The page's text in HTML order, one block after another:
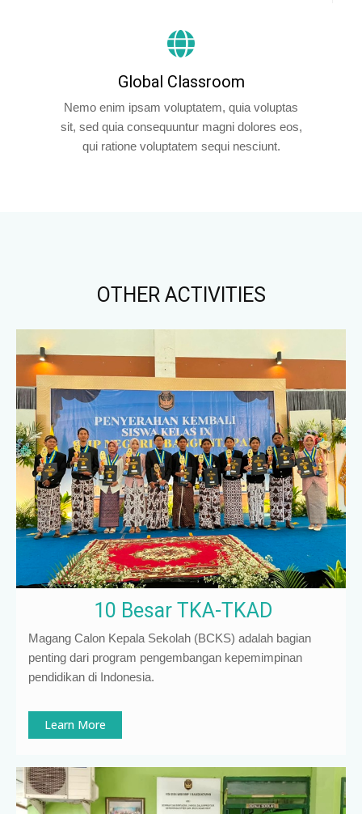
Global Classroom
Nemo enim ipsam voluptatem, quia voluptas
sit, sed quia consequuntur magni dolores eos,
qui ratione voluptatem sequi nesciunt.
OTHER ACTIVITIES
10 Besar TKA-TKAD
Magang Calon Kepala Sekolah (BCKS) adalah bagian
penting dari program pengembangan kepemimpinan
pendidikan di Indonesia.
Learn More